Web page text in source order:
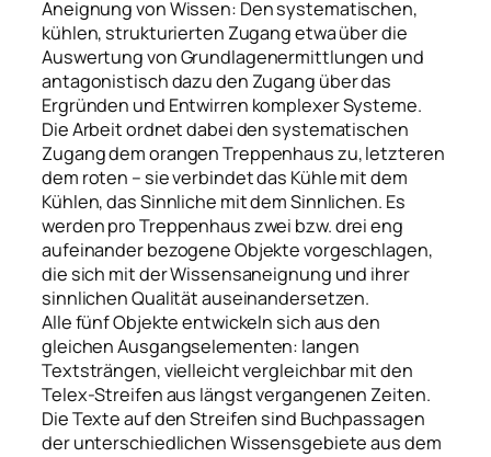
Aneignung von Wissen: Den systematischen,
kühlen, strukturierten Zugang etwa über die
Auswertung von Grundlagenermittlungen und
antagonistisch dazu den Zugang über das
Ergründen und Entwirren komplexer Systeme.
Die Arbeit ordnet dabei den systematischen
Zugang dem orangen Treppenhaus zu, letzteren
dem roten – sie verbindet das Kühle mit dem
Kühlen, das Sinnliche mit dem Sinnlichen. Es
werden pro Treppenhaus zwei bzw. drei eng
aufeinander bezogene Objekte vorgeschlagen,
die sich mit der Wissensaneignung und ihrer
sinnlichen Qualität auseinandersetzen.
Alle fünf Objekte entwickeln sich aus den
gleichen Ausgangselementen: langen
Textsträngen, vielleicht vergleichbar mit den
Telex-Streifen aus längst vergangenen Zeiten.
Die Texte auf den Streifen sind Buchpassagen
der unterschiedlichen Wissensgebiete aus dem